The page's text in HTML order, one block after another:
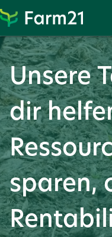
Weiter
zu
PayPal
Unsere
dir
sparen,